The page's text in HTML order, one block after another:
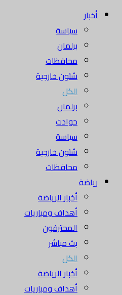
أخبار
سياسة
برلمان
محافظات
شئون خارجية
الكل
برلمان
حوادث
سياسة
شئون خارجية
محافظات
رياضة
أخبار الرياضة
أهداف ومباريات
المحترفون
بث مباشر
الكل
أخبار الرياضة
أهداف ومباريات